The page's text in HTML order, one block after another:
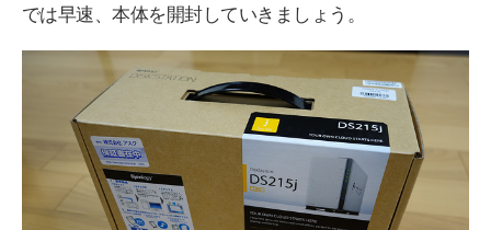
では早速、本体を開封していきましょう。